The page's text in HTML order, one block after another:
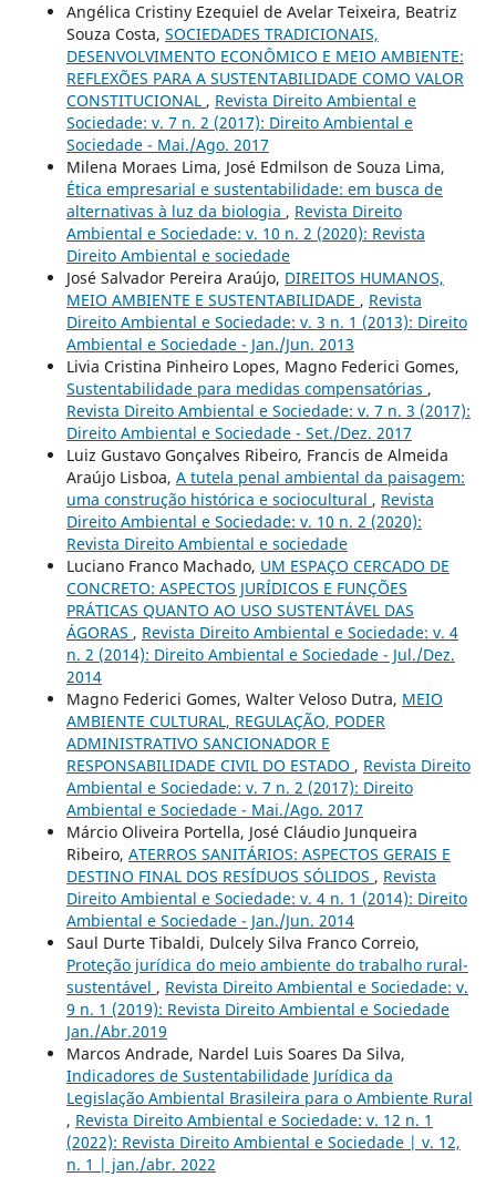
Angélica Cristiny Ezequiel de Avelar Teixeira, Beatriz
Souza Costa, SOCIEDADES TRADICIONAIS,
DESENVOLVIMENTO ECONÔMICO E MEIO AMBIENTE:
REFLEXÕES PARA A SUSTENTABILIDADE COMO VALOR
CONSTITUCIONAL , Revista Direito Ambiental e
Sociedade: v. 7 n. 2 (2017): Direito Ambiental e
Sociedade - Mai./Ago. 2017
Milena Moraes Lima, José Edmilson de Souza Lima,
Ética empresarial e sustentabilidade: em busca de
alternativas à luz da biologia , Revista Direito
Ambiental e Sociedade: v. 10 n. 2 (2020): Revista
Direito Ambiental e sociedade
José Salvador Pereira Araújo, DIREITOS HUMANOS,
MEIO AMBIENTE E SUSTENTABILIDADE , Revista
Direito Ambiental e Sociedade: v. 3 n. 1 (2013): Direito
Ambiental e Sociedade - Jan./Jun. 2013
Livia Cristina Pinheiro Lopes, Magno Federici Gomes,
Sustentabilidade para medidas compensatórias ,
Revista Direito Ambiental e Sociedade: v. 7 n. 3 (2017):
Direito Ambiental e Sociedade - Set./Dez. 2017
Luiz Gustavo Gonçalves Ribeiro, Francis de Almeida
Araújo Lisboa, A tutela penal ambiental da paisagem:
uma construção histórica e sociocultural , Revista
Direito Ambiental e Sociedade: v. 10 n. 2 (2020):
Revista Direito Ambiental e sociedade
Luciano Franco Machado, UM ESPAÇO CERCADO DE
CONCRETO: ASPECTOS JURÍDICOS E FUNÇÕES
PRÁTICAS QUANTO AO USO SUSTENTÁVEL DAS
ÁGORAS , Revista Direito Ambiental e Sociedade: v. 4
n. 2 (2014): Direito Ambiental e Sociedade - Jul./Dez.
2014
Magno Federici Gomes, Walter Veloso Dutra, MEIO
AMBIENTE CULTURAL, REGULAÇÃO, PODER
ADMINISTRATIVO SANCIONADOR E
RESPONSABILIDADE CIVIL DO ESTADO , Revista Direito
Ambiental e Sociedade: v. 7 n. 2 (2017): Direito
Ambiental e Sociedade - Mai./Ago. 2017
Márcio Oliveira Portella, José Cláudio Junqueira
Ribeiro, ATERROS SANITÁRIOS: ASPECTOS GERAIS E
DESTINO FINAL DOS RESÍDUOS SÓLIDOS , Revista
Direito Ambiental e Sociedade: v. 4 n. 1 (2014): Direito
Ambiental e Sociedade - Jan./Jun. 2014
Saul Durte Tibaldi, Dulcely Silva Franco Correio,
Proteção jurídica do meio ambiente do trabalho rural-
sustentável , Revista Direito Ambiental e Sociedade: v.
9 n. 1 (2019): Revista Direito Ambiental e Sociedade
Jan./Abr.2019
Marcos Andrade, Nardel Luis Soares Da Silva,
Indicadores de Sustentabilidade Jurídica da
Legislação Ambiental Brasileira para o Ambiente Rural
, Revista Direito Ambiental e Sociedade: v. 12 n. 1
(2022): Revista Direito Ambiental e Sociedade | v. 12,
n. 1 | jan./abr. 2022